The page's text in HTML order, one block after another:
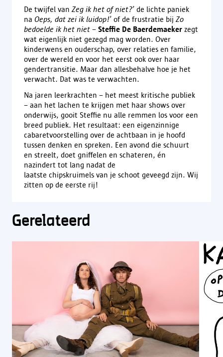
De twijfel van Zeg ik het of niet?’ de lichte paniek
na Oeps, dat zei ik luidop!’ of de frustratie bij Zo
bedoelde ik het niet – Steffie De Baerdemaeker zegt
wat eigenlijk niet gezegd mag worden. Over
kinderwens en ouderschap, over relaties en familie,
over de wereld en voor het eerst ook over haar
gendertransitie. Maar dan allesbehalve hoe je het
verwacht. Dat was te verwachten.
Na jaren leerkrachten – het meest kritische publiek
– aan het lachen te krijgen met haar shows over
onderwijs, gooit Steffie nu alle remmen los voor een
breed publiek. Het resultaat: een eigenzinnige
cabaretvoorstelling over de achtbaan in je hoofd
tussen denken en spreken. Een avond die schuurt
en streelt, doet gniffelen en schateren, én
nazindert tot lang nadat de
laatste chipskruimels van je schoot geveegd zijn.​ Wij
zitten op de eerste rij!
Gerelateerd